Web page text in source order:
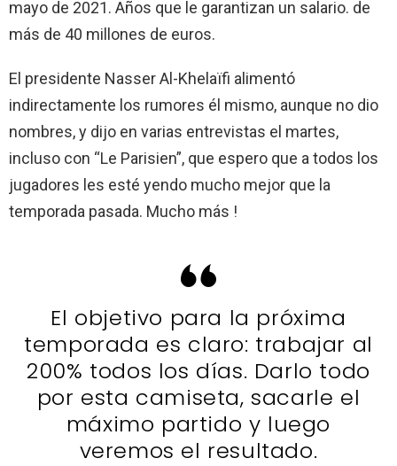
mayo de 2021. Años que le garantizan un salario. de
más de 40 millones de euros.
El presidente Nasser Al-Khelaïfi alimentó
indirectamente los rumores él mismo, aunque no dio
nombres, y dijo en varias entrevistas el martes,
incluso con “Le Parisien”, que espero que a todos los
jugadores les esté yendo mucho mejor que la
temporada pasada. Mucho más !
El objetivo para la próxima
temporada es claro: trabajar al
200% todos los días. Darlo todo
por esta camiseta, sacarle el
máximo partido y luego
veremos el resultado.